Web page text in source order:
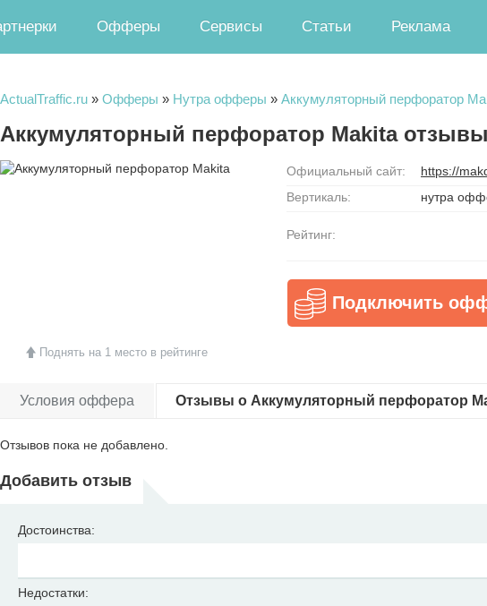
Офферы Сервисы Статьи Реклама
ActualTraffic.ru » Офферы » Нутра офферы » Аккумуляторный перфоратор
Аккумуляторный перфоратор Makita отзывы
Поднять на 1 место в рейтинге
Официальный сайт:
https://
Вертикаль:
нутра
Рейтинг:
Подключить
Условия оффера Отзывы о Аккумуляторный перфоратор
Отзывов пока не добавлено.
Добавить отзыв
Достоинства:
Недостатки: